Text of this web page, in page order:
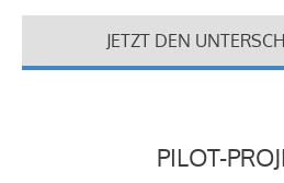
JETZT DEN
PILOT-